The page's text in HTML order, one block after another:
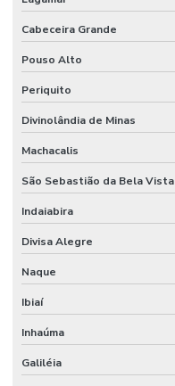
Cabeceira Grande
Pouso Alto
Periquito
Divinolândia de Minas
Machacalis
São Sebastião da Bela Vista
Indaiabira
Divisa Alegre
Naque
Ibiaí
Inhaúma
Galiléia